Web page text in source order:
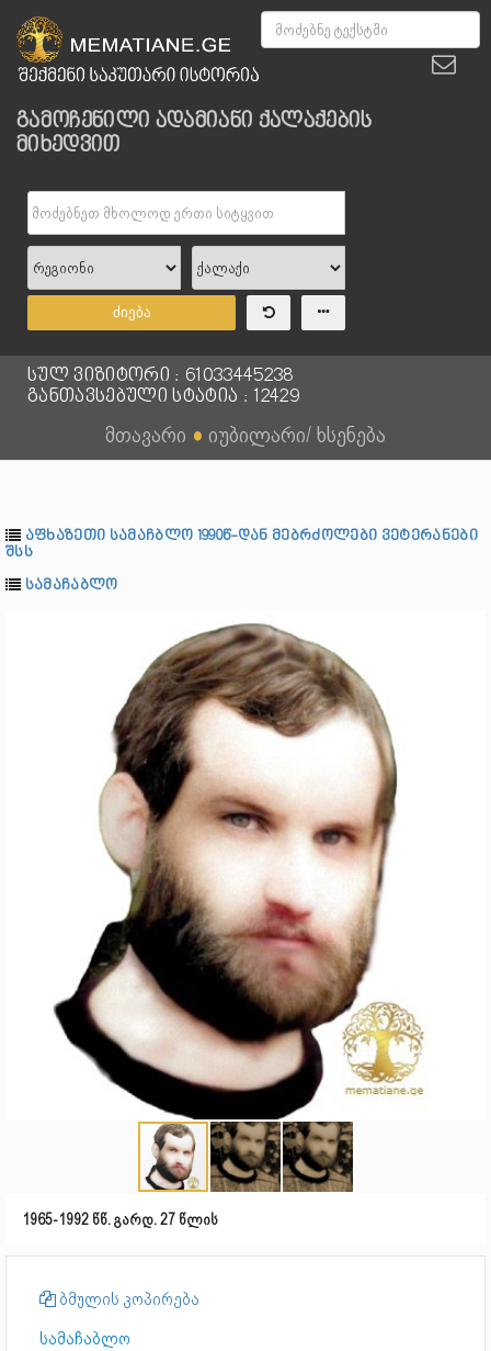
გამოჩენილი ადამიანი ქალაქების
მიხედვით
ძიება
სულ ვიზიტორი : 61033445238
განთავსებული სტატია : 12429
მთავარი ● იუბილარი/ ხსენება
აფხაზეთი სამაჩბლო 1990წ-დან მებრძოლები ვეტერანები
შსს
სამაჩაბლო
1965-1992 წწ. გარდ. 27 წლის
ბმულის კოპირება
სამაჩაბლო